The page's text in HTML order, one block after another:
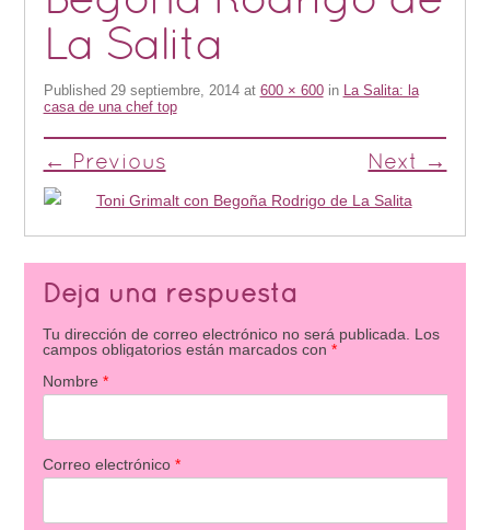
La Salita
Published 29 septiembre, 2014at 600 × 600in La Salita: la
casa de una chef top
← Previous Next →
Deja una respuesta
Tu dirección de correo electrónico no será publicada. Los
campos obligatorios están marcados con *
Nombre *
Correo electrónico *